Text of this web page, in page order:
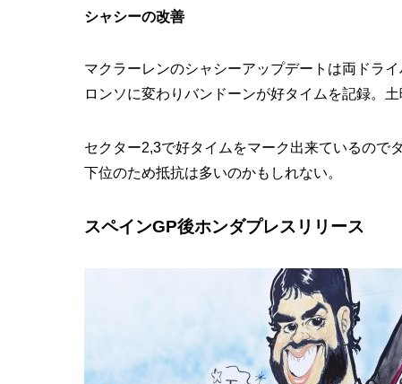
シャシーの改善
マクラーレンのシャシーアップデートは両ドラ
ロンソに変わりバンドーンが好タイムを記録。
セクター2,3で好タイムをマーク出来ているので
下位のため抵抗は多いのかもしれない。
スペインGP後ホンダプレスリリース